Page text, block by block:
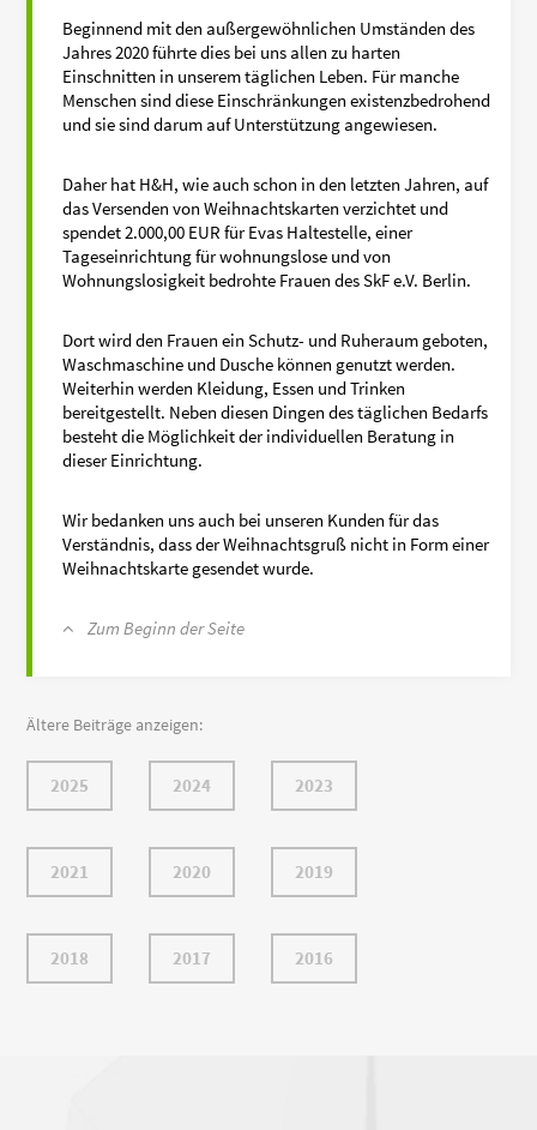
Beginnend mit den außergewöhnlichen Umständen des
Jahres 2020 führte dies bei uns allen zu harten
Einschnitten in unserem täglichen Leben. Für manche
Menschen sind diese Einschränkungen existenzbedrohend
und sie sind darum auf Unterstützung angewiesen.
Daher hat H&H, wie auch schon in den letzten Jahren, auf
das Versenden von Weihnachtskarten verzichtet und
spendet 2.000,00 EUR für Evas Haltestelle, einer
Tageseinrichtung für wohnungslose und von
Wohnungslosigkeit bedrohte Frauen des SkF e.V. Berlin.
Dort wird den Frauen ein Schutz- und Ruheraum geboten,
Waschmaschine und Dusche können genutzt werden.
Weiterhin werden Kleidung, Essen und Trinken
bereitgestellt. Neben diesen Dingen des täglichen Bedarfs
besteht die Möglichkeit der individuellen Beratung in
dieser Einrichtung.
Wir bedanken uns auch bei unseren Kunden für das
Verständnis, dass der Weihnachtsgruß nicht in Form einer
Weihnachtskarte gesendet wurde.
Zum Beginn der Seite
Ältere Beiträge anzeigen:
2025 2024 2023
2021 2020 2019
2018 2017 2016